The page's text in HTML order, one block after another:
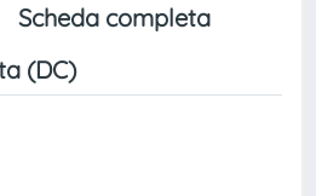
Scheda completa
(DC)